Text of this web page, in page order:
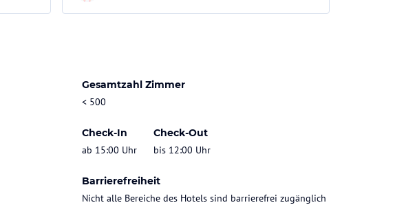
Gesamtzahl Zimmer
< 500
Check-In
ab 15:00 Uhr
Check-Out
bis 12:00 Uhr
Barrierefreiheit
Nicht alle Bereiche des Hotels sind barrierefrei zugänglich